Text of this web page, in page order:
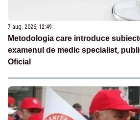
7 aug. 2026, 12:49
Metodologia care introduce
examenul de medic specialist,
Oficial